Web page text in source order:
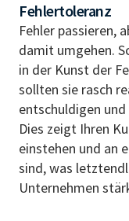
Fehlertoleranz
Fehler passieren,
damit umgehen.
in der Kunst der
sollten sie rasch
entschuldigen
Dies zeigt Ihren
einstehen und an
sind, was
Unternehmen